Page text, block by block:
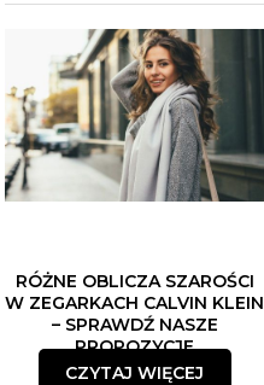
RÓŻNE OBLICZA SZAROŚCI
W ZEGARKACH CALVIN KLEIN
– SPRAWDŹ NASZE
PROPOZYCJE
CZYTAJ WIĘCEJ